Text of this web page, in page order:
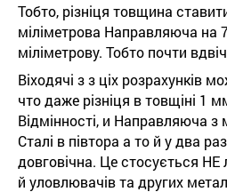
Тобто, різніця товщина
міліметрова Направляюча на
міліметрову. Тобто почти
Віходячі з з ціх розрахунків
что даже різніця в товщіні 1
Відмінності, и Направляюча
Сталі в півтора а то й у два
довговічна. Це стосується
й уловлювачів та других